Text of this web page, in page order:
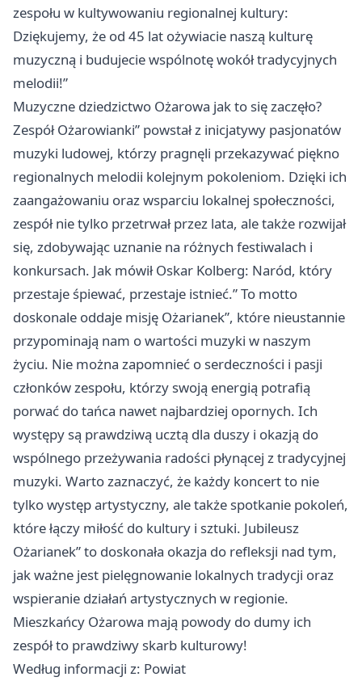
zespołu w kultywowaniu regionalnej kultury:
Dziękujemy, że od 45 lat ożywiacie naszą kulturę
muzyczną i budujecie wspólnotę wokół tradycyjnych
melodii!”
Muzyczne dziedzictwo Ożarowa jak to się zaczęło?
Zespół Ożarowianki” powstał z inicjatywy pasjonatów
muzyki ludowej, którzy pragnęli przekazywać piękno
regionalnych melodii kolejnym pokoleniom. Dzięki ich
zaangażowaniu oraz wsparciu lokalnej społeczności,
zespół nie tylko przetrwał przez lata, ale także rozwijał
się, zdobywając uznanie na różnych festiwalach i
konkursach. Jak mówił Oskar Kolberg: Naród, który
przestaje śpiewać, przestaje istnieć.” To motto
doskonale oddaje misję Ożarianek”, które nieustannie
przypominają nam o wartości muzyki w naszym
życiu. Nie można zapomnieć o serdeczności i pasji
członków zespołu, którzy swoją energią potrafią
porwać do tańca nawet najbardziej opornych. Ich
występy są prawdziwą ucztą dla duszy i okazją do
wspólnego przeżywania radości płynącej z tradycyjnej
muzyki. Warto zaznaczyć, że każdy koncert to nie
tylko występ artystyczny, ale także spotkanie pokoleń,
które łączy miłość do kultury i sztuki. Jubileusz
Ożarianek” to doskonała okazja do refleksji nad tym,
jak ważne jest pielęgnowanie lokalnych tradycji oraz
wspieranie działań artystycznych w regionie.
Mieszkańcy Ożarowa mają powody do dumy ich
zespół to prawdziwy skarb kulturowy!
Według informacji z: Powiat